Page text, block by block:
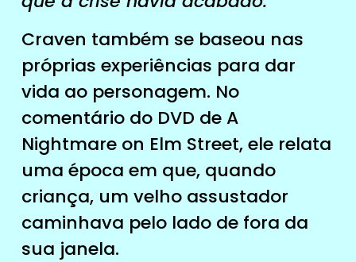
Craven também se baseou nas
próprias experiências para dar
vida ao personagem. No
comentário do DVD de A
Nightmare on Elm Street, ele relata
uma época em que, quando
criança, um velho assustador
caminhava pelo lado de fora da
sua janela.